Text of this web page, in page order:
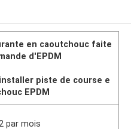
en caoutchouc faite
d'EPDM
piste de course e
EPDM
par mois